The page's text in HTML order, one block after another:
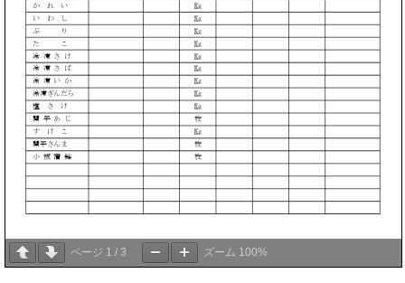
ページ 1 / 3 ズーム 100%